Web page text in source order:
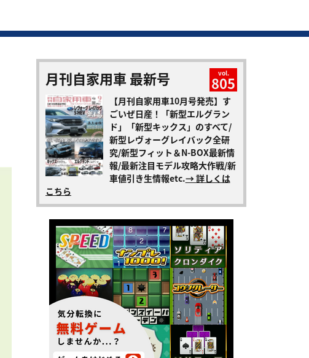
月刊自家用車 最新号 vol.
805
【月刊自家用車10月号発売】す
ごいぜ日産！「新型エルグラン
ド」「新型キックス」のすべて/
新型レヴォーグレイバック全研
究/新型フィット＆N-BOX最新情
報/最新注目モデル攻略大作戦/新
車値引き生情報etc.→ 詳しくは
こちら